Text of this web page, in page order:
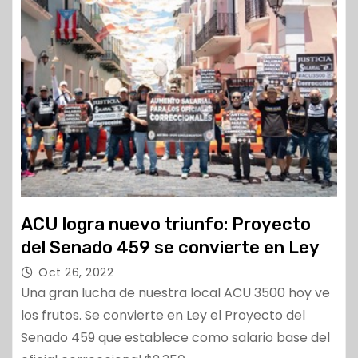
ACU logra nuevo triunfo: Proyecto
del Senado 459 se convierte en Ley
Oct 26, 2022
Una gran lucha de nuestra local ACU 3500 hoy ve
los frutos. Se convierte en Ley el Proyecto del
Senado 459 que establece como salario base del